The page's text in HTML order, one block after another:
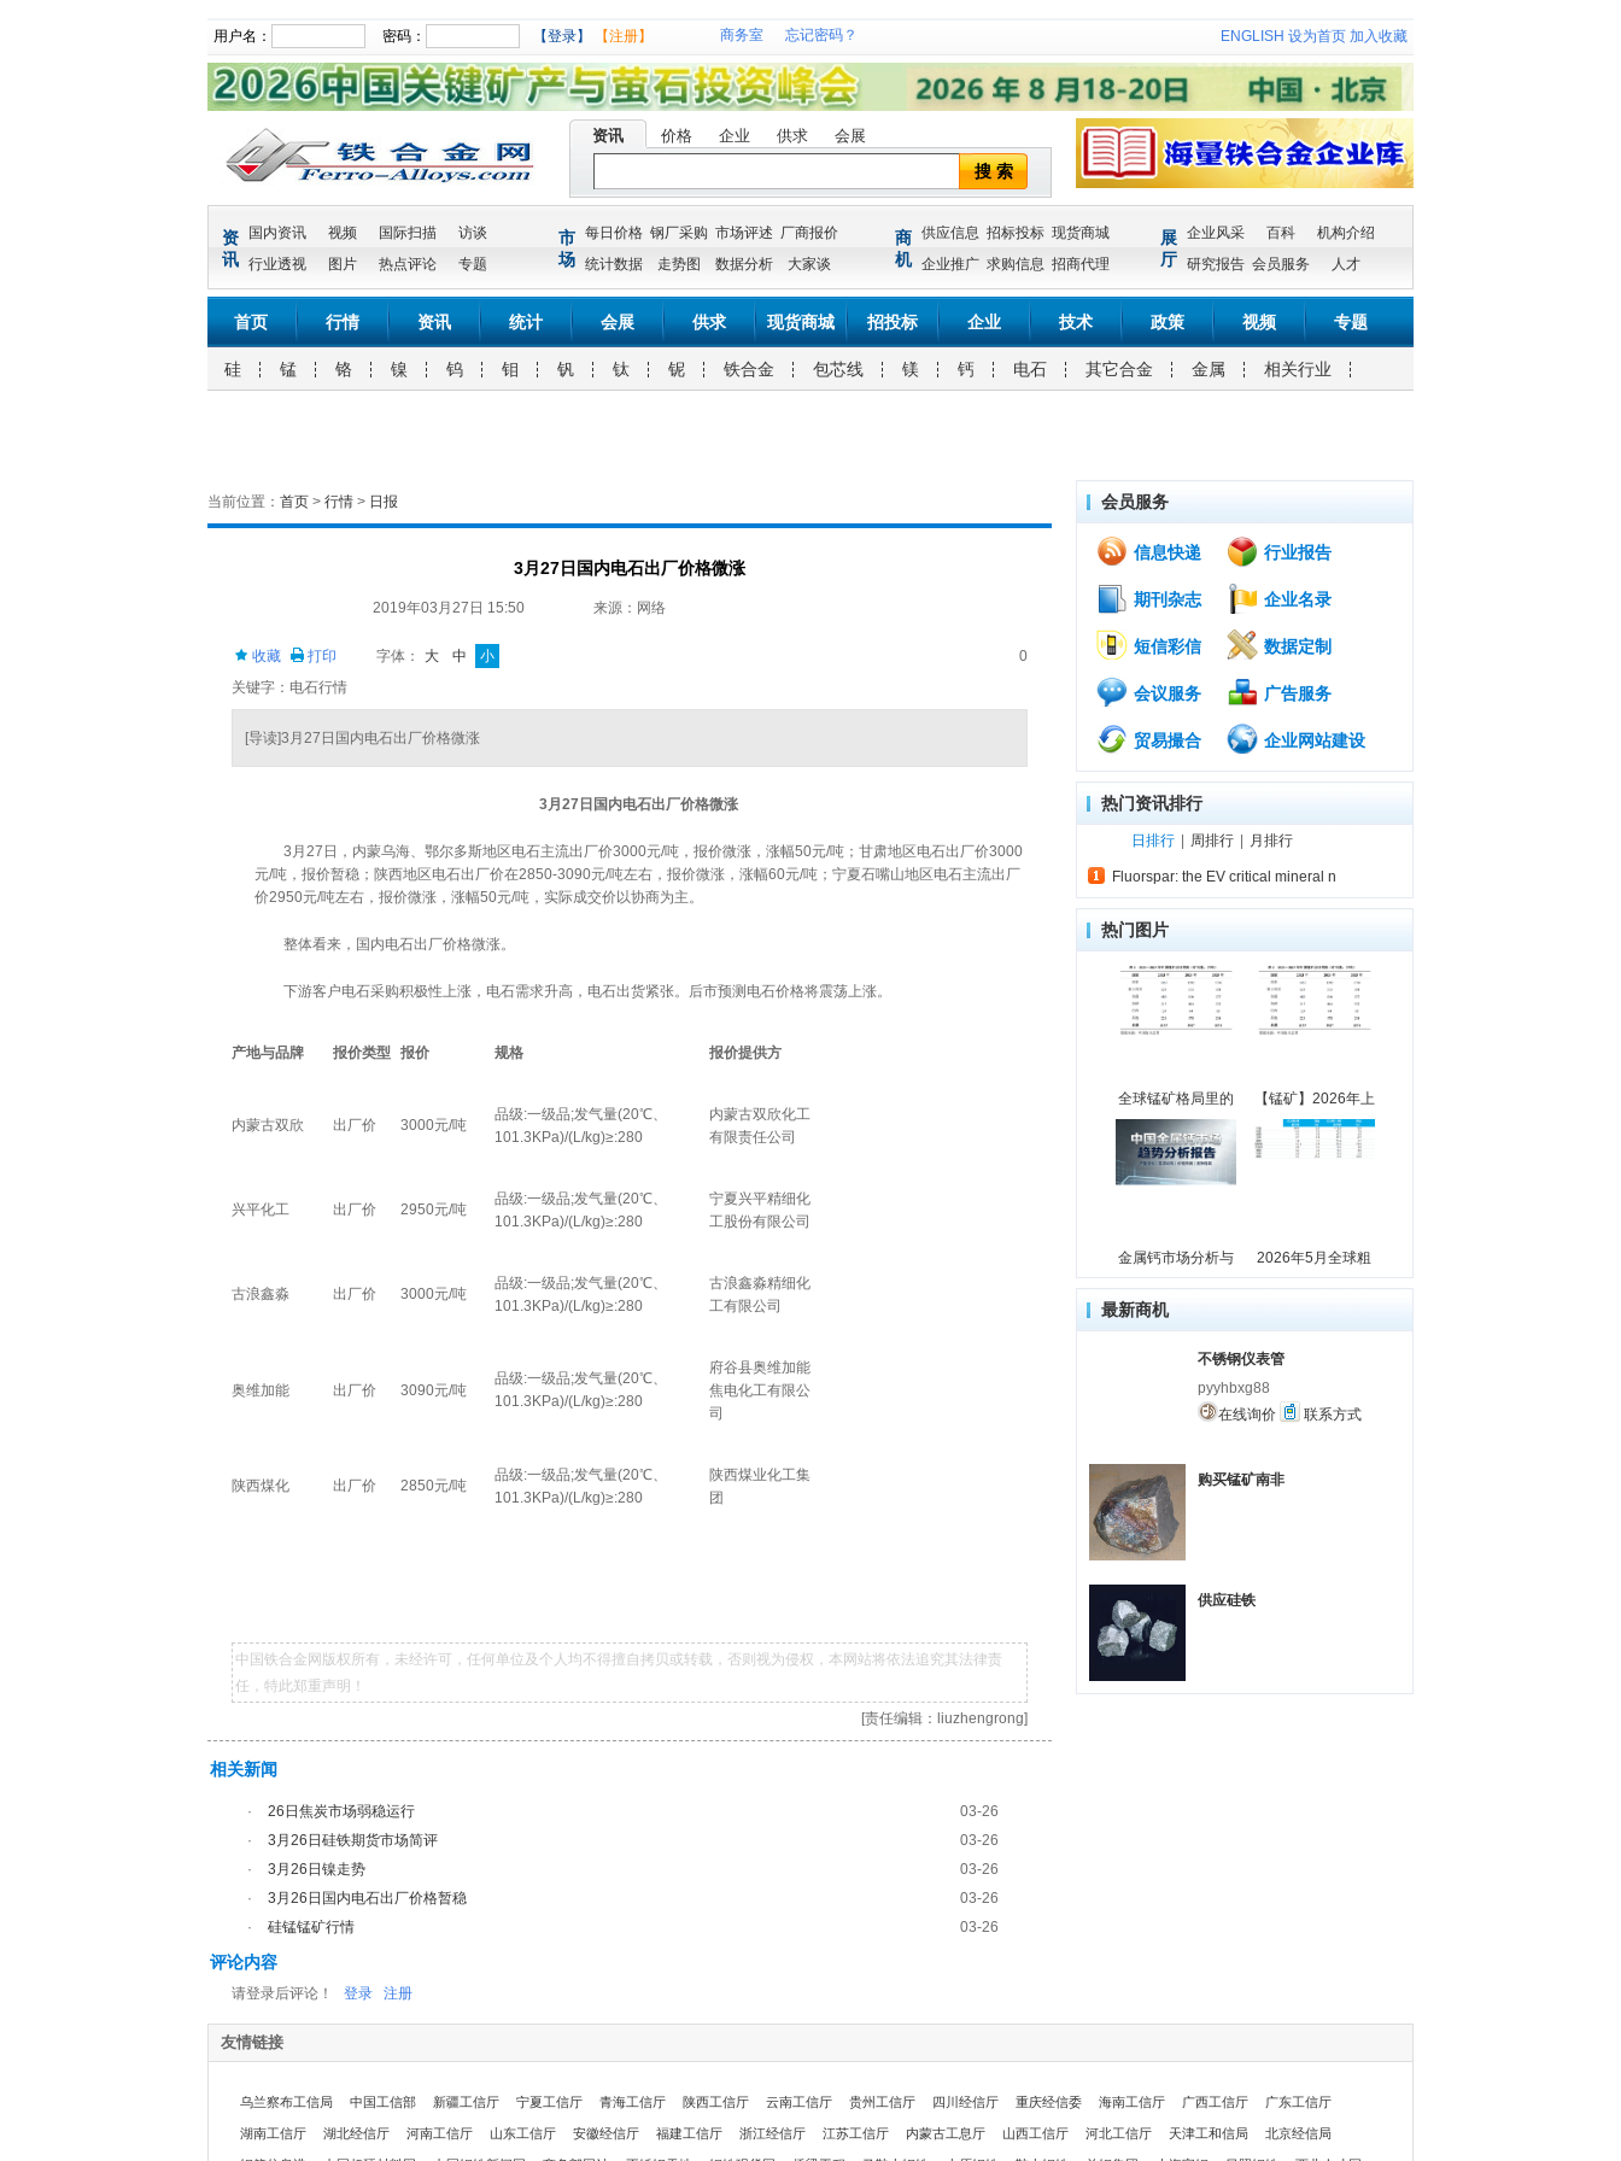
用户名： 密码： 【登录】 【注册】 商务室 忘记密码？ ENGLISH 设为首页 加入收藏
资讯 价格 企业 供求 会展
搜 索
资
讯
国内资讯 视频 国际扫描
访谈
行业透视
图片 热点评论 专题
市
场
每日价格 钢厂采购 市场评述 厂商报价
统计数据
走势图 数据分析 大家谈
商
机
供应信息 招标投标 现货商城
企业推广 求购信息 招商代理
展
厅
企业风采 百科
机构介绍
研究报告 会员服务 人才
首页 行情 资讯 统计 会展 供求 现货商城 招投标 企业 技术 政策 视频 专题
硅 锰 铬 镍 钨 钼 钒 钛 铌 铁合金 包芯线 镁 钙 电石 其它合金 金属 相关行业
当前位置： 首页 > 行情 > 日报
3月27日国内电石出厂价格微涨
2019年03月27日 15:50 来源：网络
收藏 打印 字体： 大 中 小
0
关键字：电石行情
[导读]3月27日国内电石出厂价格微涨
3月27日国内电石出厂价格微涨
3月27日，内蒙乌海、鄂尔多斯地区电石主流出厂价3000元/吨，报价微涨，涨幅50元/吨；甘肃地区电石出厂价3000
元/吨，报价暂稳；陕西地区电石出厂价在2850-3090元/吨左右，报价微涨，涨幅60元/吨；宁夏石嘴山地区电石主流出厂
价2950元/吨左右，报价微涨，涨幅50元/吨，实际成交价以协商为主。
整体看来，国内电石出厂价格微涨。
下游客户电石采购积极性上涨，电石需求升高，电石出货紧张。后市预测电石价格将震荡上涨。
产地与品牌 报价类型 报价 规格 报价提供方
内蒙古双欣 出厂价 3000元/吨
品级:一级品;发气量(20℃、
101.3KPa)/(L/kg)≥:280
内蒙古双欣化工
有限责任公司
兴平化工 出厂价 2950元/吨
品级:一级品;发气量(20℃、
101.3KPa)/(L/kg)≥:280
宁夏兴平精细化
工股份有限公司
古浪鑫淼 出厂价 3000元/吨
品级:一级品;发气量(20℃、
101.3KPa)/(L/kg)≥:280
古浪鑫淼精细化
工有限公司
奥维加能 出厂价 3090元/吨
品级:一级品;发气量(20℃、
101.3KPa)/(L/kg)≥:280
府谷县奥维加能
焦电化工有限公
司
陕西煤化 出厂价 2850元/吨
品级:一级品;发气量(20℃、
101.3KPa)/(L/kg)≥:280
陕西煤业化工集
团
中国铁合金网版权所有，未经许可，任何单位及个人均不得擅自拷贝或转载，否则视为侵权，本网站将依法追究其法律责
任，特此郑重声明！
[责任编辑：liuzhengrong]
相关新闻
· 26日焦炭市场弱稳运行
03-26
·
3月26日硅铁期货市场简评
03-26
·
3月26日镍走势
03-26
·
3月26日国内电石出厂价格暂稳
03-26
·
硅锰锰矿行情 03-26
评论内容
请登录后评论！ 登录 注册
会员服务
信息快递 行业报告
期刊杂志 企业名录
短信彩信 数据定制
会议服务 广告服务
贸易撮合 企业网站建设
热门资讯排行
日排行 周排行 月排行
Fluorspar: the EV critical mineral n
热门图片
全球锰矿格局里的 【锰矿】2026年上
金属钙市场分析与 2026年5月全球粗
最新商机
不锈钢仪表管
pyyhbxg88
在线询价
联系方式
购买锰矿南非
供应硅铁
友情链接
乌兰察布工信局 中国工信部 新疆工信厅 宁夏工信厅 青海工信厅 陕西工信厅 云南工信厅 贵州工信厅 四川经信厅 重庆经信委 海南工信厅 广西工信厅 广东工信厅
湖南工信厅 湖北经信厅 河南工信厅 山东工信厅 安徽经信厅 福建工信厅 浙江经信厅 江苏工信厅 内蒙古工息厅 山西工信厅 河北工信厅 天津工和信局 北京经信局